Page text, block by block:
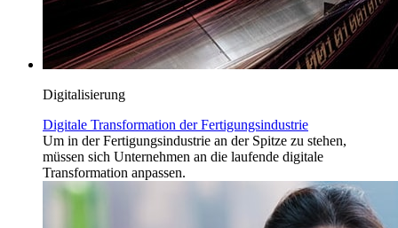
Digitalisierung
Digitale Transformation der Fertigungsindustrie
Um in der Fertigungsindustrie an der Spitze zu stehen,
müssen sich Unternehmen an die laufende digitale
Transformation anpassen.